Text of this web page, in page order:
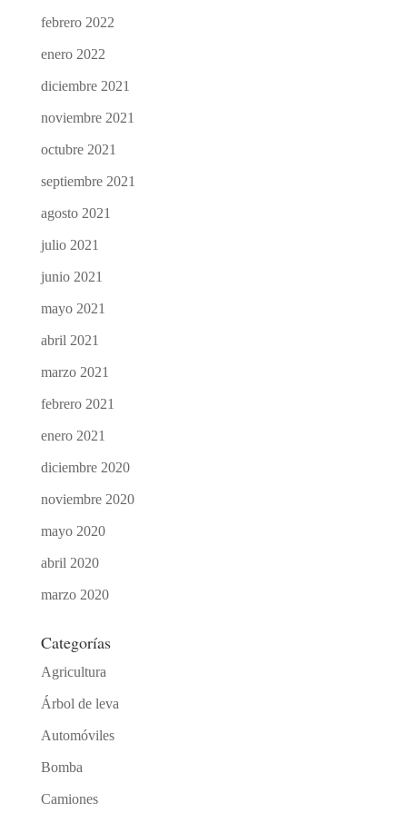
febrero 2022
enero 2022
diciembre 2021
noviembre 2021
octubre 2021
septiembre 2021
agosto 2021
julio 2021
junio 2021
mayo 2021
abril 2021
marzo 2021
febrero 2021
enero 2021
diciembre 2020
noviembre 2020
mayo 2020
abril 2020
marzo 2020
Categorías
Agricultura
Árbol de leva
Automóviles
Bomba
Camiones